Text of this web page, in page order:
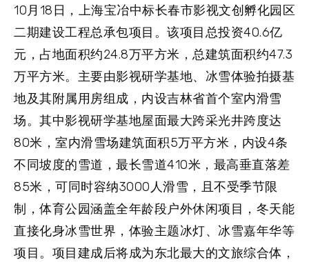
10月18日，上海宝冶中标长春市影视文创孵化园区
二期建设工程总承包项目。该项目总投资40.6亿
元，占地面积约24.8万平方米，总建筑面积约47.3
万平方米。主要由影视研学基地、冰雪体验拍摄基
地及其附属用房组成，内设吉林省首个室内滑雪
场。其中影视研学基地屋面最大跨采光井跨度达
80米，室内滑雪场建筑面积5万平方米，内设4条
不同坡度的雪道，最长雪道410米，最高垂直落差
85米，可同时容纳3000人滑雪，且不受季节限
制，体育公园涵盖全年龄段户外休闲项目，冬天能
直接化身冰雪世界，体验主题冰灯、冰雪嘉年华等
项目。项目建成后将成为东北最大的文旅综合体，